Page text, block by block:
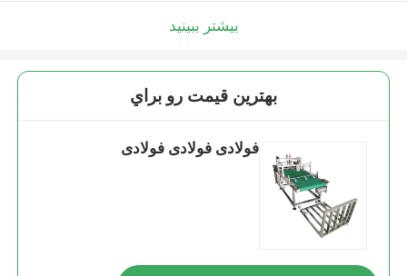
بیشتر ببینید
بهترين قيمت رو براي
فولادی فولادی فولادی